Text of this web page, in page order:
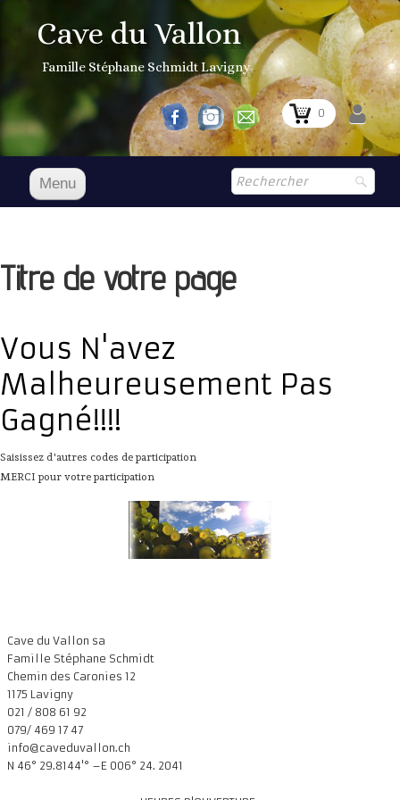
Cave du Vallon
Famille Stéphane Schmidt Lavigny
0
Menu
Boutique▼
Prix Courant
Présentation
Infos pratiques
▼
▼
Titre de votre page
Vous N'avez
Malheureusement Pas
Gagné!!!!
Saisissez d'autres codes de participation
MERCI pour votre participation
Cave du Vallon sa
Famille Stéphane Schmidt
Chemin des Caronies 12
1175 Lavigny
021 / 808 61 92
079/ 469 17 47
info@caveduvallon.ch
N 46° 29.8144'° –E 006° 24. 2041